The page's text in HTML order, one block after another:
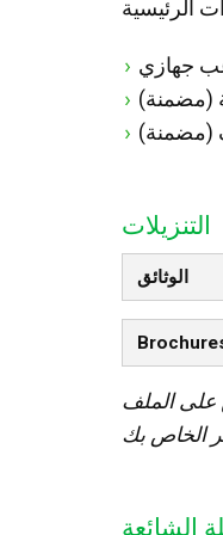
(مضمنة)
(مضمنة)
التنزيلات
الوثائق
على الملف
الشائعة